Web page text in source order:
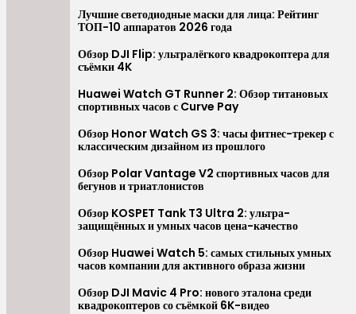
содержимому
Лучшие светодиодные маски для лица: Рейтинг
ТОП-10 аппаратов 2026 года
Обзор DJI Flip: ультралёгкого квадрокоптера для
съёмки 4K
Huawei Watch GT Runner 2: Обзор титановых
спортивных часов с Curve Pay
Обзор Honor Watch GS 3: часы фитнес-трекер с
классическим дизайном из прошлого
Обзор Polar Vantage V2 спортивных часов для
бегунов и триатлонистов
Обзор KOSPET Tank T3 Ultra 2: ультра-
защищённых и умных часов цена-качество
Обзор Huawei Watch 5: самых стильных умных
часов компании для активного образа жизни
Обзор DJI Mavic 4 Pro: нового эталона среди
квадрокоптеров со съёмкой 6K-видео